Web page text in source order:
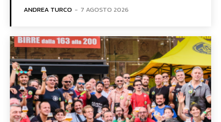
ANDREA TURCO - 7 AGOSTO 2026